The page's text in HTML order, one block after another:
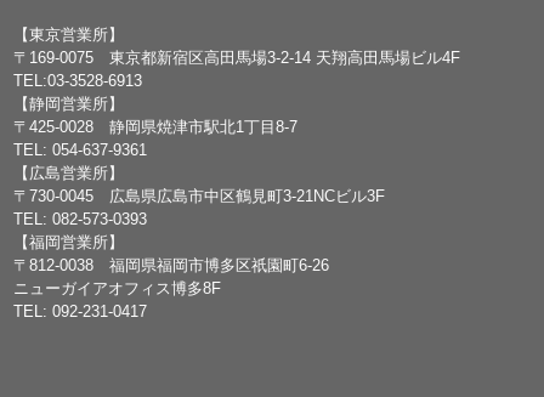
【東京営業所】
〒169-0075 東京都新宿区高田馬場3-2-14 天翔高田馬場ビル4F
TEL:03-3528-6913
【静岡営業所】
〒425-0028 静岡県焼津市駅北1丁目8-7
TEL: 054-637-9361
【広島営業所】
〒730-0045 広島県広島市中区鶴見町3-21NCビル3F
TEL: 082-573-0393
【福岡営業所】
〒812-0038 福岡県福岡市博多区祇園町6-26
ニューガイアオフィス博多8F
TEL: 092-231-0417